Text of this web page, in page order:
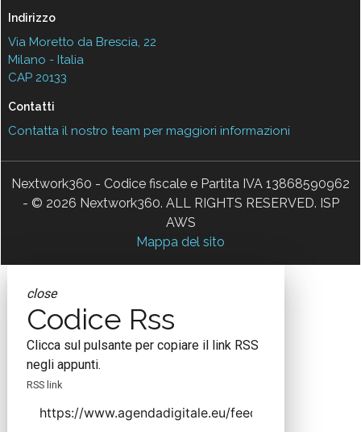
Indirizzo
Via Moretto da Brescia, 22
Milano - Italia
CAP 20133
Contatti
Contatta il nostro team per maggiori informazioni
Nextwork360 - Codice fiscale e Partita IVA 13868590962
- © 2026 Nextwork360. ALL RIGHTS RESERVED. ISP
AWS
Mappa del sito
close
Codice Rss
Clicca sul pulsante per copiare il link RSS
negli appunti.
RSS link